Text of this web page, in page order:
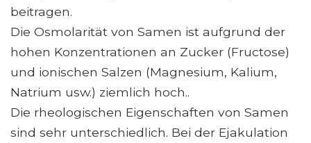
beitragen.
Die Osmolarität von Samen ist aufgrund der
hohen Konzentrationen an Zucker (Fructose)
und ionischen Salzen (Magnesium, Kalium,
Natrium usw.) ziemlich hoch..
Die rheologischen Eigenschaften von Samen
sind sehr unterschiedlich. Bei der Ejakulation